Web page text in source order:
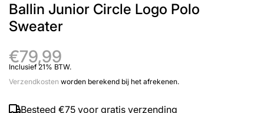
Ballin Junior Circle Logo Polo
Sweater
€79,99
Inclusief 21% BTW.
Verzendkosten worden berekend bij het afrekenen.
Besteed €75 voor gratis verzending